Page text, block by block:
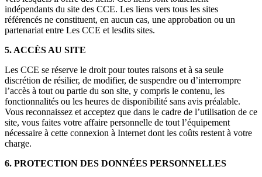
indépendants du site des CCE. Les liens vers tous les sites
référencés ne constituent, en aucun cas, une approbation ou un
partenariat entre Les CCE et lesdits sites.
5. ACCÈS AU SITE
Les CCE se réserve le droit pour toutes raisons et à sa seule
discrétion de résilier, de modifier, de suspendre ou d’interrompre
l’accès à tout ou partie du son site, y compris le contenu, les
fonctionnalités ou les heures de disponibilité sans avis préalable.
Vous reconnaissez et acceptez que dans le cadre de l’utilisation de ce
site, vous faites votre affaire personnelle de tout l’équipement
nécessaire à cette connexion à Internet dont les coûts restent à votre
charge.
6. PROTECTION DES DONNÉES PERSONNELLES